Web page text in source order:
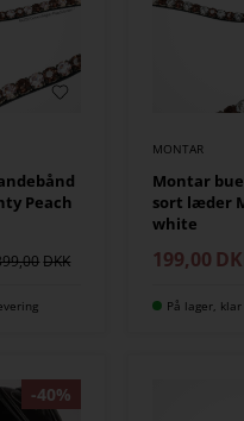
Peach
MONTAR
Montar
sort læder
white
199,00
På lager,